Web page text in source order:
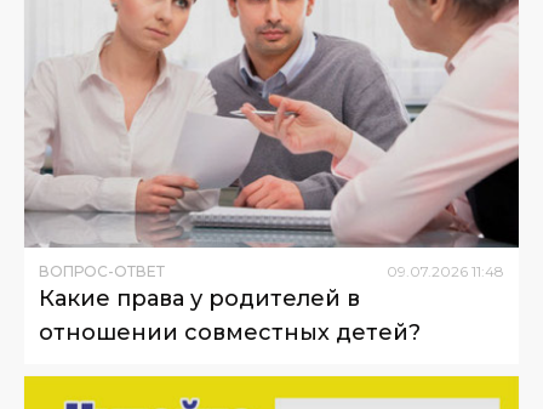
ВОПРОС-ОТВЕТ 09.07.2026 11:48
Какие права у родителей в
отношении совместных детей?